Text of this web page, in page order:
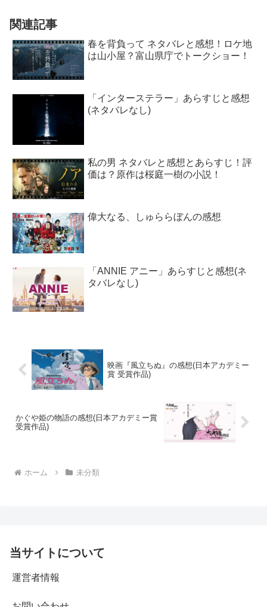
関連記事
春を背負って ネタバレと感想！ロケ地
は山小屋？富山県庁でトークショー！
「インターステラー」あらすじと感想
(ネタバレなし)
私の男 ネタバレと感想とあらすじ！評
価は？原作は桜庭一樹の小説！
偉大なる、しゅららぼんの感想
「ANNIE アニー」あらすじと感想(ネ
タバレなし)
映画『風立ちぬ』の感想(日本アカデミー
賞 受賞作品)
かぐや姫の物語の感想(日本アカデミー賞
受賞作品)
ホーム 未分類
当サイトについて
運営者情報